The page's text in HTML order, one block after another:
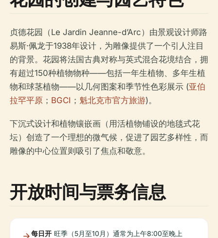
贞德花园（Le Jardin Jeanne-d’Arc）由景观设计师路
易斯·佩龙于1938年设计，为雕像提供了一个引人注目
的背景。花园将法国古典对称与英式混合花境结合，拥
有超过150种植物物种——包括一年生植物、多年生植
物和球茎植物——以几何图案和季节性色彩展示 (亚伯
拉罕平原 ； BGCI ； 魁北克市官方旅游)。
下沉式设计和植物镶嵌画（用活植物铺设的地毯式花
坛）创造了一个理想的微气候，促进了园艺多样性，而
雕像的中心位置则吸引了焦点和敬意。
开放时间与票务信息
每日开 旺季（5月至10月）通常为上午8:00至晚上